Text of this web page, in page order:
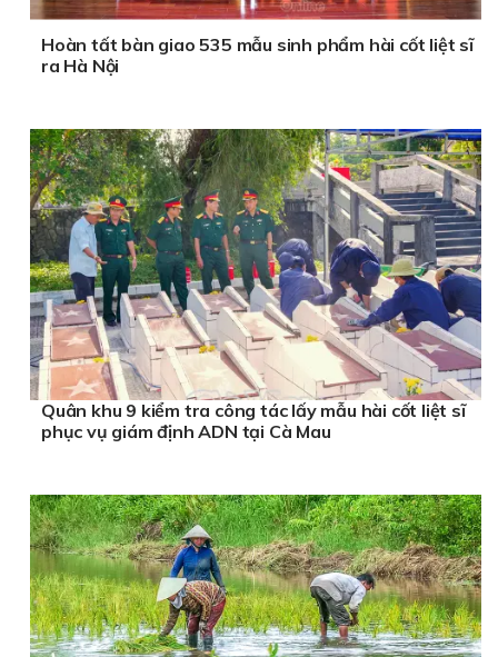
Hoàn tất bàn giao 535 mẫu sinh phẩm hài cốt liệt sĩ
ra Hà Nội
Quân khu 9 kiểm tra công tác lấy mẫu hài cốt liệt sĩ
phục vụ giám định ADN tại Cà Mau